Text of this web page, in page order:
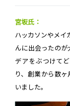
宮坂氏：
ハッカソンやメイ
んに出会ったのが
デアをぶつけて
り、創業から数
いました。